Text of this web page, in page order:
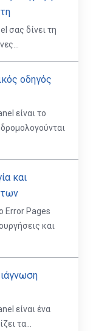
σας δίνει τη
οδηγός
είναι το
και
Error Pages
και
είναι ένα
τα...